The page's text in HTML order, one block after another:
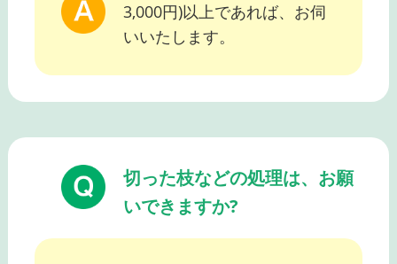
3,000円)以上であれば、お伺
いいたします。
切った枝などの処理は、お願
いできますか?